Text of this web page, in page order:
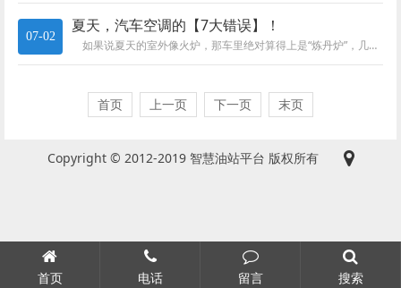
07-02
夏天，汽车空调的【7大错误】！
如果说夏天的室外像火炉，那车里绝对算得上是“炼丹炉”，几乎所有车主朋友上车的第一件事就是开！空！调！但问题来了，你的空...
首页 上一页 下一页 末页
Copyright © 2012-2019 智慧油站平台 版权所有
首页 电话 留言 搜索